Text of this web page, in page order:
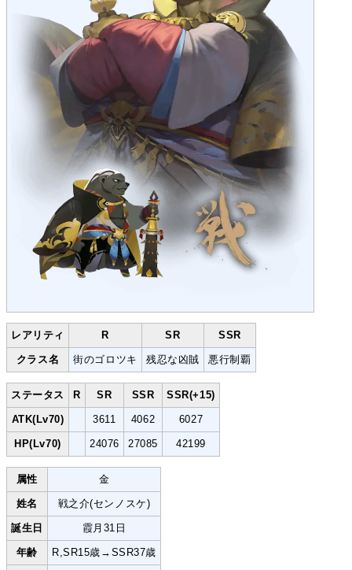
レアリティ R SR SSR
クラス名 街のゴロツキ 残忍な凶賊 悪行制覇
ステータス R SR SSR SSR(+15)
ATK(Lv70) 3611 4062 6027
HP(Lv70) 24076 27085 42199
属性 金
姓名 戦之介(センノスケ)
誕生日 霞月31日
年齢 R,SR15歳→SSR37歳